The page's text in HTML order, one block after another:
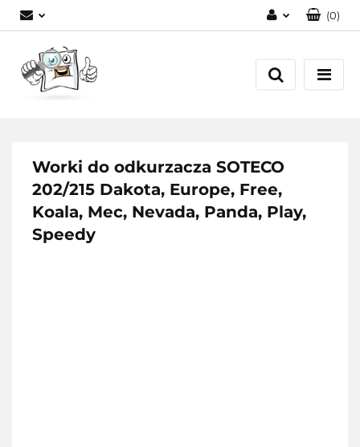
Zarejestruj się
(0)
Worki do odkurzacza SOTECO
202/215 Dakota, Europe, Free,
Koala, Mec, Nevada, Panda, Play,
Speedy